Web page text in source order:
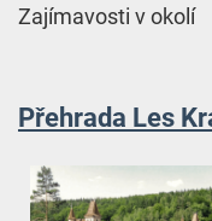
Zajímavosti v okolí
Přehrada Les